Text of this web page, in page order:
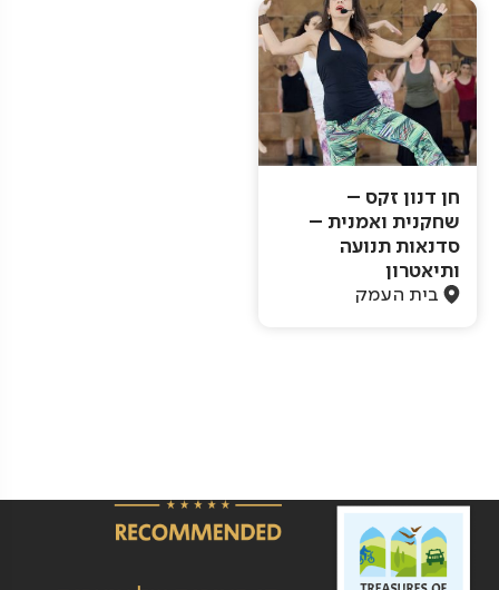
חן דנון זקס –
שחקנית ואמנית –
סדנאות תנועה
ותיאטרון
בית העמק